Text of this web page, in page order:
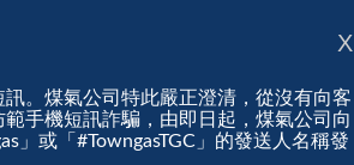
。煤氣公司特此嚴正澄清，從沒有向客
手機短訊詐騙，由即日起，煤氣公司向
」或「#TowngasTGC」的發送人名稱發
X